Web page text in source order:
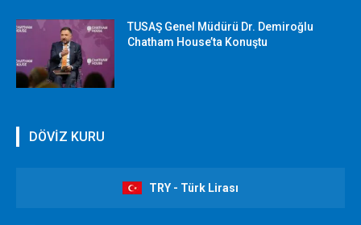
TUSAŞ Genel Müdürü Dr. Demiroğlu
Chatham House’ta Konuştu
DÖVİZ KURU
TRY - Türk Lirası